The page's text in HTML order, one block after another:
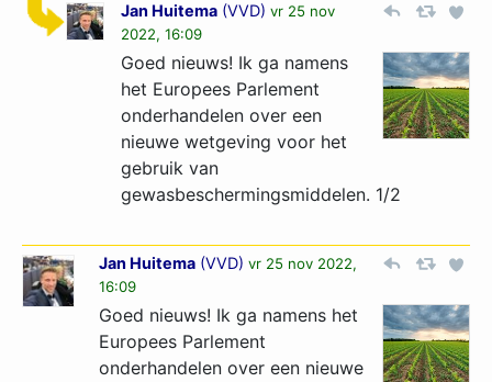
Jan Huitema (VVD) vr 25 nov
2022, 16:09
Goed nieuws! Ik ga namens
het Europees Parlement
onderhandelen over een
nieuwe wetgeving voor het
gebruik van
gewasbeschermingsmiddelen. 1/2
Jan Huitema (VVD) vr 25 nov 2022,
16:09
Goed nieuws! Ik ga namens het
Europees Parlement
onderhandelen over een nieuwe